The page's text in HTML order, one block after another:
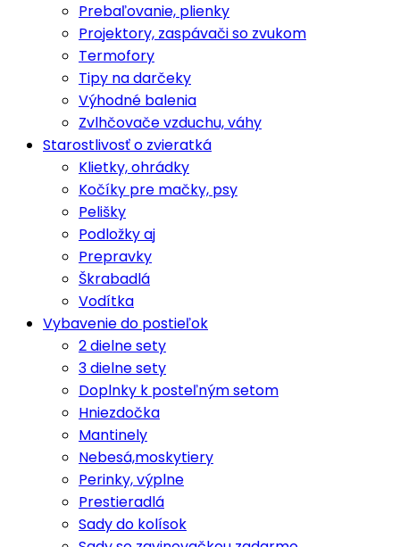
Prebaľovanie, plienky
Projektory, zaspávači so zvukom
Termofory
Tipy na darčeky
Výhodné balenia
Zvlhčovače vzduchu, váhy
Starostlivosť o zvieratká
Klietky, ohrádky
Kočíky pre mačky, psy
Pelišky
Podložky aj
Prepravky
Škrabadlá
Vodítka
Vybavenie do postieľok
2 dielne sety
3 dielne sety
Doplnky k posteľným setom
Hniezdočka
Mantinely
Nebesá,moskytiery
Perinky, výplne
Prestieradlá
Sady do kolísok